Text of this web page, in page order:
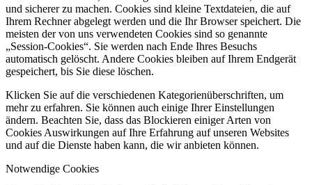
und sicherer zu machen. Cookies sind kleine Textdateien, die auf
Ihrem Rechner abgelegt werden und die Ihr Browser speichert. Die
meisten der von uns verwendeten Cookies sind so genannte
„Session-Cookies“. Sie werden nach Ende Ihres Besuchs
automatisch gelöscht. Andere Cookies bleiben auf Ihrem Endgerät
gespeichert, bis Sie diese löschen.
Klicken Sie auf die verschiedenen Kategorienüberschriften, um
mehr zu erfahren. Sie können auch einige Ihrer Einstellungen
ändern. Beachten Sie, dass das Blockieren einiger Arten von
Cookies Auswirkungen auf Ihre Erfahrung auf unseren Websites
und auf die Dienste haben kann, die wir anbieten können.
Notwendige Cookies